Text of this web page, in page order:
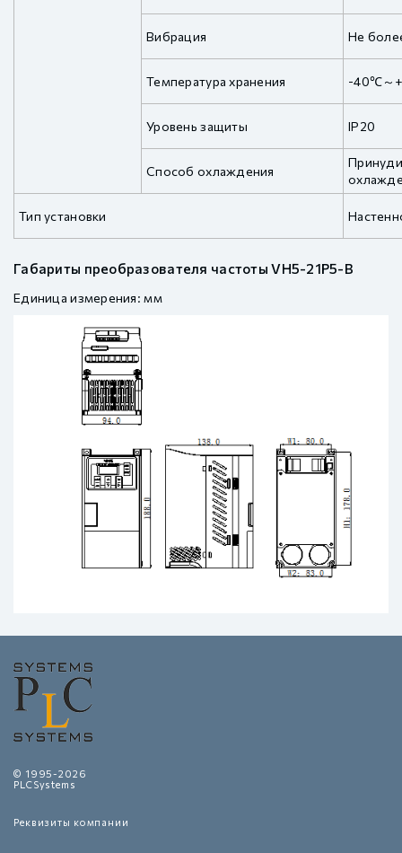
Вибрация Не
Температура хранения -40℃～
Уровень защиты IP20
Способ охлаждения
Тип установки
Габариты преобразователя частоты VH5-21P5-B
Единица измерения: мм
© 1995-2026
PLCSystems
Реквизиты компании